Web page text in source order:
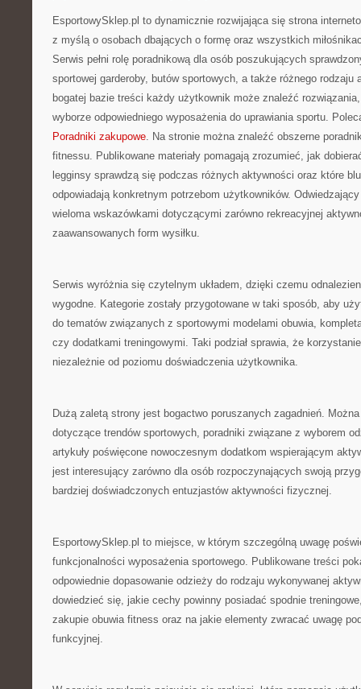
EsportowySklep.pl to dynamicznie rozwijająca się strona
z myślą o osobach dbających o formę oraz wszystkich
Serwis pełni rolę poradnikową dla osób poszukujących
sportowej garderoby, butów sportowych, a także różnego rodzaju
bogatej bazie treści każdy użytkownik może znaleźć
wyborze odpowiedniego wyposażenia do uprawiania sportu.
Poradniki zakupowe. Na stronie można znaleźć obszerne
fitnessu. Publikowane materiały pomagają zrozumieć, jak
legginsy sprawdzą się podczas różnych aktywności oraz które
odpowiadają konkretnym potrzebom użytkowników.
wieloma wskazówkami dotyczącymi zarówno rekreacyjnej
zaawansowanych form wysiłku.
Serwis wyróżnia się czytelnym układem, dzięki czemu
wygodne. Kategorie zostały przygotowane w taki sposób, aby
do tematów związanych z sportowymi modelami obuwia,
czy dodatkami treningowymi. Taki podział sprawia, że
niezależnie od poziomu doświadczenia użytkownika.
Dużą zaletą strony jest bogactwo poruszanych zagadnień.
dotyczące trendów sportowych, poradniki związane z wyborem
artykuły poświęcone nowoczesnym dodatkom wspierającym
jest interesujący zarówno dla osób rozpoczynających swoją
bardziej doświadczonych entuzjastów aktywności fizycznej.
EsportowySklep.pl to miejsce, w którym szczególną uwagę
funkcjonalności wyposażenia sportowego. Publikowane treści
odpowiednie dopasowanie odzieży do rodzaju wykonywanej
dowiedzieć się, jakie cechy powinny posiadać spodnie
zakupie obuwia fitness oraz na jakie elementy zwracać uwagę
funkcyjnej.